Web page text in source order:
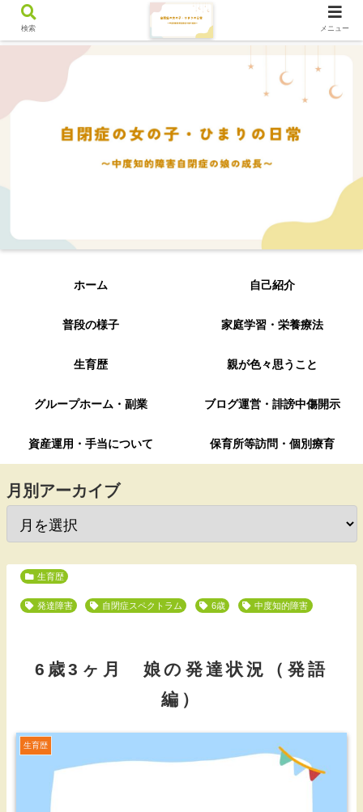
ホーム 自己紹介
普段の様子 家庭学習・栄養療法
生育歴 親が色々思うこと
グループホーム・副業 ブログ運営・誹謗中傷開示
資産運用・手当について 保育所等訪問・個別療育
月別アーカイブ
生育歴
発達障害 自閉症スペクトラム 6歳 中度知的障害
6歳3ヶ月 娘の発達状況（発語
編）
生育歴
検索 メニュー